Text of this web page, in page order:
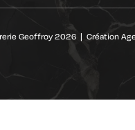
Geoffroy 2026 | Création